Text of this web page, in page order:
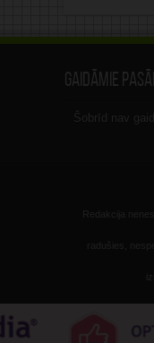
Gaidāmie
Šobrīd nav